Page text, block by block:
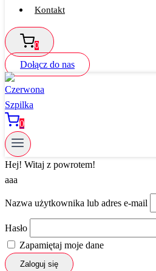
Kontakt
0
Dołącz do nas
0
Hej! Witaj z powrotem!
aaa
Nazwa użytkownika lub adres e-mail
Hasło
Zapamiętaj moje dane
Zaloguj się